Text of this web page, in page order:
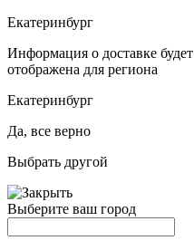
Екатеринбург
Информация о доставке будет
отображена для региона
Екатеринбург
Да, все верно
Выбрать другой
Выберите ваш город